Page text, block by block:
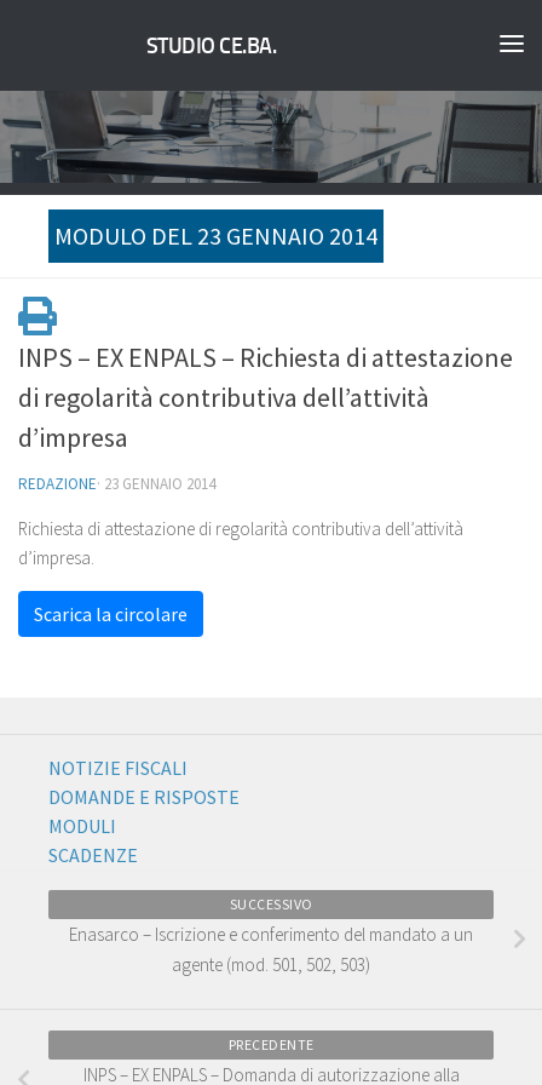
STUDIO CE.BA.
MODULO DEL 23 GENNAIO 2014
INPS – EX ENPALS – Richiesta di attestazione
di regolarità contributiva dell’attività
d’impresa
REDAZIONE· 23 GENNAIO 2014
Richiesta di attestazione di regolarità contributiva dell’attività
d’impresa.
Scarica la circolare
NOTIZIE FISCALI
DOMANDE E RISPOSTE
MODULI
SCADENZE
SUCCESSIVO
Enasarco – Iscrizione e conferimento del mandato a un
agente (mod. 501, 502, 503)
PRECEDENTE
INPS – EX ENPALS – Domanda di autorizzazione alla